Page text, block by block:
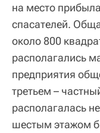
на место
спасателей.
около 800
располагались
предприятия
третьем –
располагалась
шестым этажом